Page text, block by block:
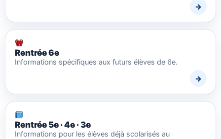
Rentrée 6e
Informations spécifiques aux futurs élèves de 6e.
Rentrée 5e · 4e · 3e
Informations pour les élèves déjà scolarisés au